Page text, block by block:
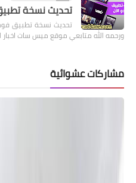
تحديث نسخة تطبيق
ورحمه الله متابعي موقع ميس سات اخبار
مشاركات عشوائية